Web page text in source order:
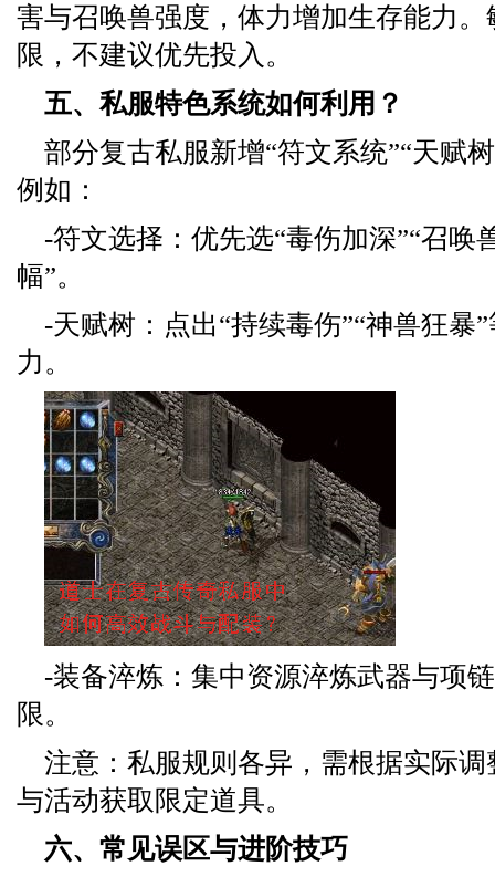
害与召唤兽强度，体力增加生存能力
限，不建议优先投入。
五、私服特色系统如何利用？
部分复古私服新增“符文系统”“天赋
例如：
-符文选择：优先选“毒伤加深”“召唤
幅”。
-天赋树：点出“持续毒伤”“神兽狂暴
力。
-装备淬炼：集中资源淬炼武器与项
限。
注意：私服规则各异，需根据实际
与活动获取限定道具。
六、常见误区与进阶技巧